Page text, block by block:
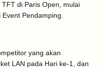
di Paris Open, mulai
Pendamping.
yang akan
LAN pada Hari ke-1, dan